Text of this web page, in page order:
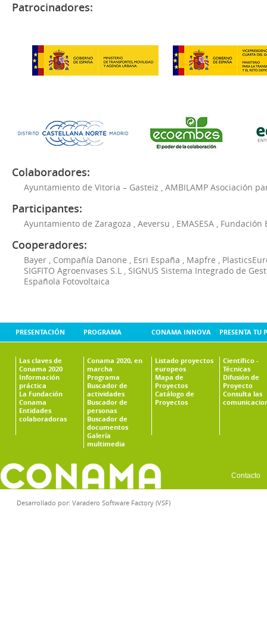
Patrocinadores:
Colaboradores:
Ayuntamiento de Vitoria – Gasteiz AMBILAMP Asociación
Participantes:
Ayuntamiento de Zaragoza Aeversu EMASESA Fundación
Cooperadores:
Bayer Compañía Danone Esri España Mapfre
SIGFITO Agroenvases S.L
SIGNUS Sistema Integrado de
Española Fotovoltaica
PRESENTACIÓN
Las claves de
Conama 2020
Información
práctica
La Fundación
Conama
Entidades
colaboradoras
PROGRAMA
Conama 2020, en
marcha
Programa
Buscador de
actividades
Buscador de
personas
Buscador de
documentos
Galería
multimedia
CONAMA INNOVA
Listado proyectos
europeos
Mapa de
Proyectos
Catálogo de
Proyectos
PRESENTA TU
Científico -
Técnicas
Difusión de
Proyecto
Consulta las
Contacto
Desarrollado por: Varadero Software Factory (VSF)